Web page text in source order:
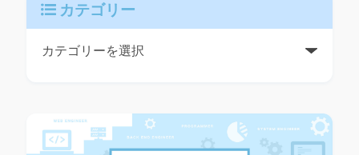
カテゴリー